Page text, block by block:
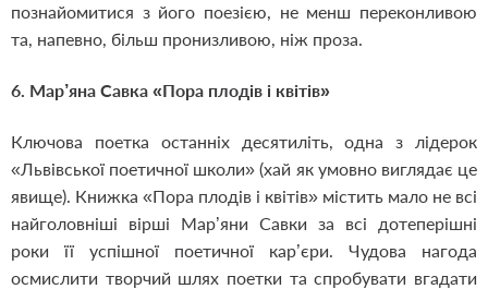
познайомитися з його поезією, не менш переконливою
та, напевно, більш пронизливою, ніж проза.
6. Мар’яна Савка «Пора плодів і квітів»
Ключова поетка останніх десятиліть, одна з лідерок
«Львівської поетичної школи» (хай як умовно виглядає це
явище). Книжка «Пора плодів і квітів» містить мало не всі
найголовніші вірші Мар’яни Савки за всі дотеперішні
роки її успішної поетичної кар’єри. Чудова нагода
осмислити творчий шлях поетки та спробувати вгадати